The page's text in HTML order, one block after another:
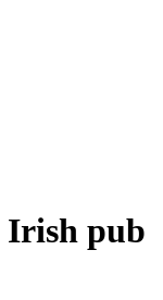
Irish pub